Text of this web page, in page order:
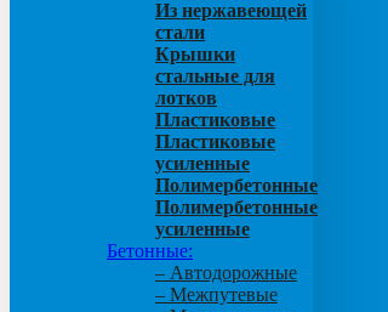
Из нержавеющей
стали
Крышки
стальные для
лотков
Пластиковые
Пластиковые
усиленные
Полимербетонные
Полимербетонные
усиленные
Бетонные:
– Автодорожные
– Межпутевые